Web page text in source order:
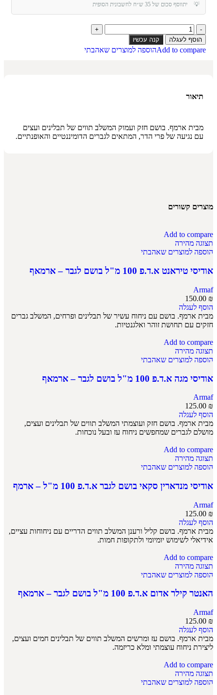
💡 יתווסף סכום של 35 ש״ח לחשבונית הסופית
הוסף לעגלה קנה עכשיו
Add to compareהוספה למוצרים שאהבתי
תיאור
מבית ארמף. בושם חזק ועמוק המשלב תווים של תבלינים ועצים
עם נגיעה של פרי הדר, המתאים לגברים הדומיננטיים והאופנתיים.
מוצרים קשורים
Add to compare
תצוגה מהירה
הוספה למוצרים שאהבתי
אודיסי טיראנט א.ד.פ 100 מ"ל בושם לגבר – ארמאף
Armaf
150.00 ₪
הוסף לעגלה
מבית ארמף. בושם עם ניחוח עשיר של תבלינים ופרחים, המשלב גברים
חזקים עם תחושת זוהר ואלגנטיות.
Add to compare
תצוגה מהירה
הוספה למוצרים שאהבתי
אודיסי מגה א.ד.פ 100 מ"ל בושם לגבר – ארמאף
Armaf
125.00 ₪
הוסף לעגלה
מבית ארמף. בושם חזק ועוצמתי המשלב תווים של תבלינים ועצים,
מושלם לגברים שמחפשים ניחוח עז ובעל נוכחות.
Add to compare
תצוגה מהירה
הוספה למוצרים שאהבתי
אודיסי מנדארין סקאי בושם לגבר א.ד.פ 100 מ"ל – ארמף
Armaf
125.00 ₪
הוסף לעגלה
מבית ארמף. בושם קליל ורענן המשלב תווים הדריים עם ניחוחות עציים,
אידיאלי לשימוש יומיומי ולתקופות חמות.
Add to compare
תצוגה מהירה
הוספה למוצרים שאהבתי
האנטר קילר אדום א.ד.פ 100 מ"ל בושם לגבר – ארמאף
Armaf
125.00 ₪
הוסף לעגלה
מבית ארמף. בושם עז ומרשים המשלב תווים של תבלינים חמים ועצים,
ליצירת ניחוח עוצמתי ומלא כריזמה.
Add to compare
תצוגה מהירה
הוספה למוצרים שאהבתי